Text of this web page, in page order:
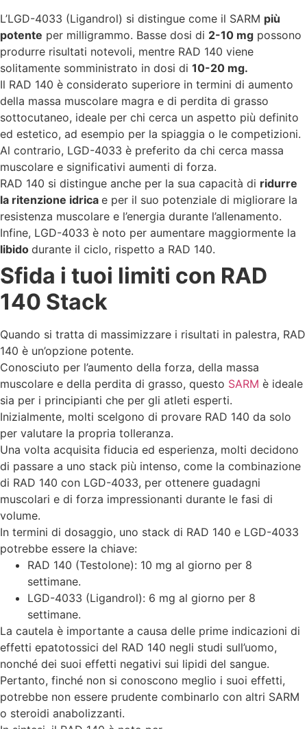
L’LGD-4033 (Ligandrol) si distingue come il SARM più
potente per milligrammo. Basse dosi di 2-10 mg possono
produrre risultati notevoli, mentre RAD 140 viene
solitamente somministrato in dosi di 10-20 mg.
Il RAD 140 è considerato superiore in termini di aumento
della massa muscolare magra e di perdita di grasso
sottocutaneo, ideale per chi cerca un aspetto più definito
ed estetico, ad esempio per la spiaggia o le competizioni.
Al contrario, LGD-4033 è preferito da chi cerca massa
muscolare e significativi aumenti di forza.
RAD 140 si distingue anche per la sua capacità di ridurre
la ritenzione idrica e per il suo potenziale di migliorare la
resistenza muscolare e l’energia durante l’allenamento.
Infine, LGD-4033 è noto per aumentare maggiormente la
libido durante il ciclo, rispetto a RAD 140.
Sfida i tuoi limiti con RAD
140 Stack
Quando si tratta di massimizzare i risultati in palestra, RAD
140 è un’opzione potente.
Conosciuto per l’aumento della forza, della massa
muscolare e della perdita di grasso, questo SARM è ideale
sia per i principianti che per gli atleti esperti.
Inizialmente, molti scelgono di provare RAD 140 da solo
per valutare la propria tolleranza.
Una volta acquisita fiducia ed esperienza, molti decidono
di passare a uno stack più intenso, come la combinazione
di RAD 140 con LGD-4033, per ottenere guadagni
muscolari e di forza impressionanti durante le fasi di
volume.
In termini di dosaggio, uno stack di RAD 140 e LGD-4033
potrebbe essere la chiave:
RAD 140 (Testolone): 10 mg al giorno per 8
settimane.
LGD-4033 (Ligandrol): 6 mg al giorno per 8
settimane.
La cautela è importante a causa delle prime indicazioni di
effetti epatotossici del RAD 140 negli studi sull’uomo,
nonché dei suoi effetti negativi sui lipidi del sangue.
Pertanto, finché non si conoscono meglio i suoi effetti,
potrebbe non essere prudente combinarlo con altri SARM
o steroidi anabolizzanti.